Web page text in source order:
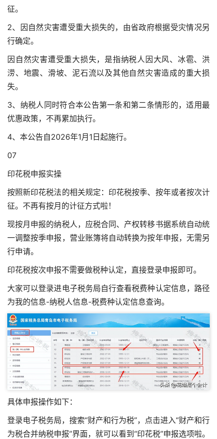
征。
2、因自然灾害遭受重大损失的，由省政府根据受灾情况另
行确定。
因自然灾害遭受重大损失，是指纳税人因大风、冰雹、洪
涝、地震、滑坡、泥石流以及其他自然灾害造成的重大损
失。
3、纳税人同时符合本公告第一条和第二条情形的，适用最
优惠政策，不再累加执行。
4、本公告自2026年1月1日起施行。
07
印花税申报实操
按照新印花税法的相关规定：印花税按季、按年或者按次计
征。不再有按月的计征方式啦！
现按月申报的纳税人，应税合同、产权转移书据系统自动统
一调整按季申报，营业账簿将自动转换为按年申报，无需另
行申请。
印花税按次申报不需要做税种认定，直接登录申报即可。
大家可以登录进电子税务局自行查看税费种认定信息，路径
为我的信息-纳税人信息-税费种认定信息查询。
具体申报操作如下：
登录电子税务局，搜索“财产和行为税”，点击进入“财产和行
为税合并纳税申报”界面，就可以看到“印花税”申报选项啦。